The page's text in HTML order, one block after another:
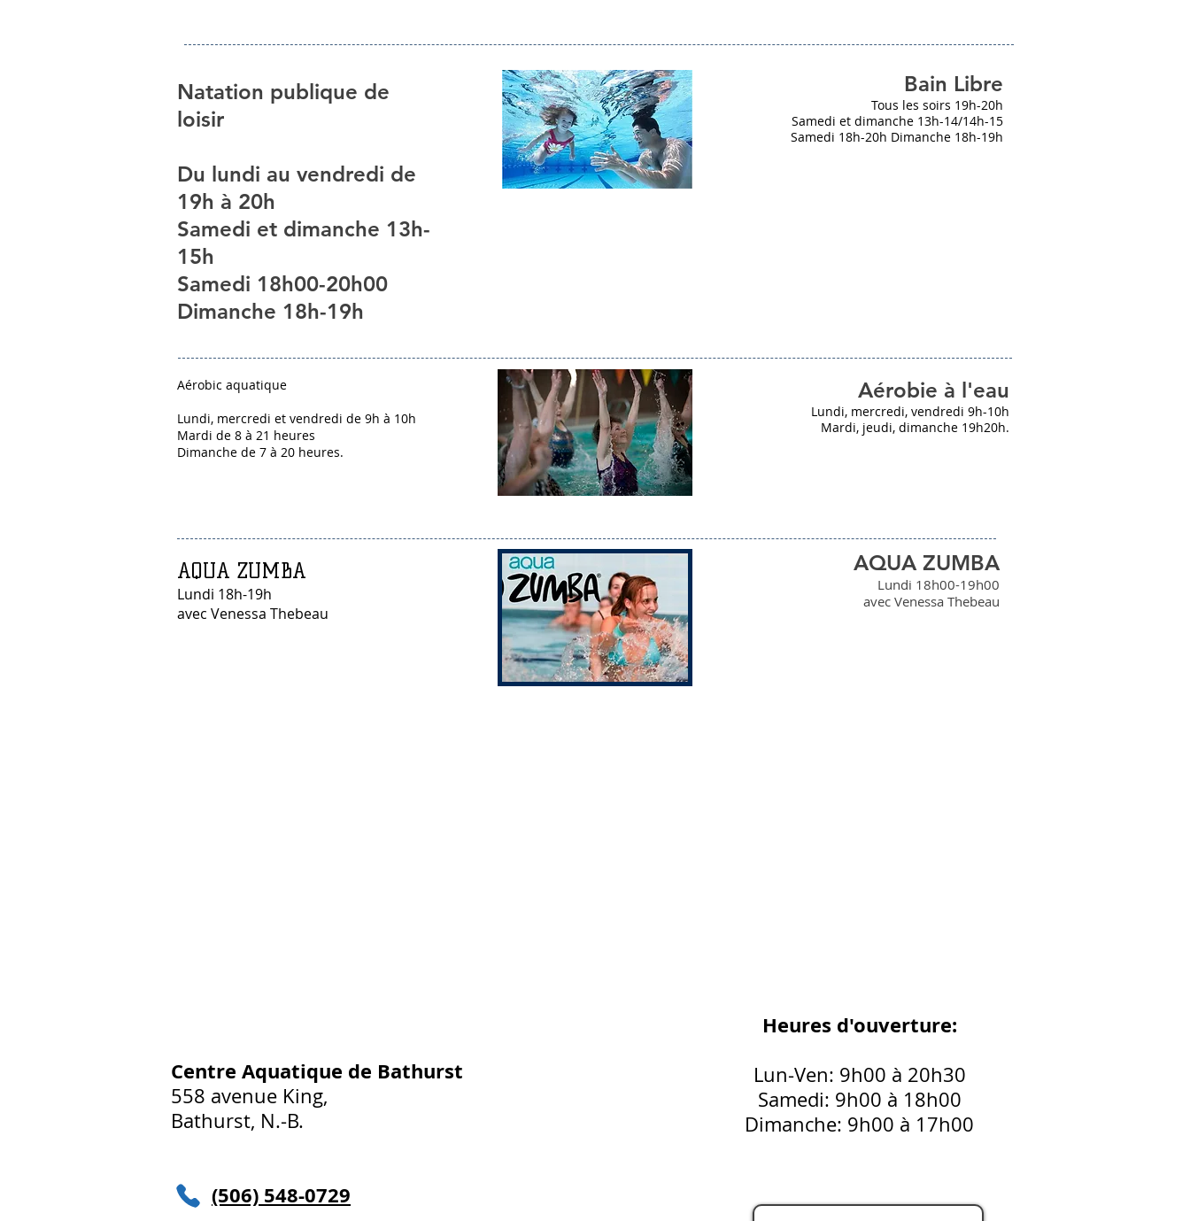
Natation publique de
loisir
Du lundi au vendredi de
19h à 20h
Samedi et dimanche 13h-
15h
Samedi 18h00-20h00
Dimanche 18h-19h
Bain Libre
Tous les soirs 19h-20h
Samedi et dimanche 13h-14/14h-15
Samedi 18h-20h Dimanche 18h-19h
Aérobic aquatique
Lundi, mercredi et vendredi de 9h à 10h
Mardi de 8 à 21 heures
Dimanche de 7 à 20 heures.
Aérobie à l'eau
Lundi, mercredi, vendredi 9h-10h
Mardi, jeudi, dimanche 19h20h.
AQUA ZUMBA
Lundi 18h-19h
avec Venessa Thebeau
AQUA ZUMBA
Lundi 18h00-19h00
avec Venessa Thebeau
Centre Aquatique de Bathurst
558 avenue King,
Bathurst, N.-B.
Heures d'ouverture:
Lun-Ven: 9h00 à 20h30
Samedi: 9h00 à 18h00
Dimanche: 9h00 à 17h00
(506) 548-0729